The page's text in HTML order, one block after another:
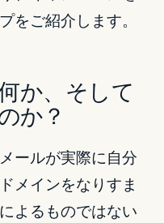
をご紹介します。
か、そして
か？
ールが実際に自分
メインをなりすま
よるものではない